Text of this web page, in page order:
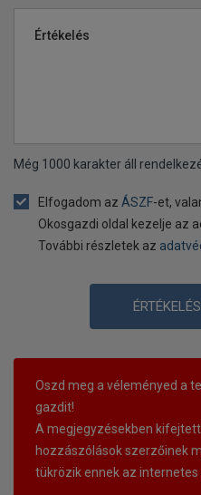
Értékelés
Még 1000 karakter áll
Elfogadom az ÁSZF-et,
Okosgazdi oldal kezelje az
További részletek az
Oszd meg a véleményed a
gazdit!
A megjegyzésekben
hozzászólások szerzőinek
tükrözik ennek az